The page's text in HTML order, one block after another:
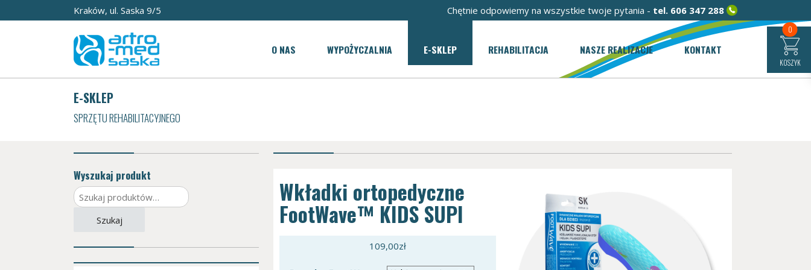
0
KOSZYK
Kraków, ul. Saska 9/5 Chętnie odpowiemy na wszystkie twoje pytania - tel. 606 347 288
O NAS WYPOŻYCZALNIA E-SKLEP REHABILITACJA NASZE REALIZACJE KONTAKT
E-SKLEP
SPRZĘTU REHABILITACYJNEGO
Wkładki ortopedyczne
FootWave™ KIDS SUPI
109,00zł
Wyszukaj produkt
Szukaj:
Szukaj